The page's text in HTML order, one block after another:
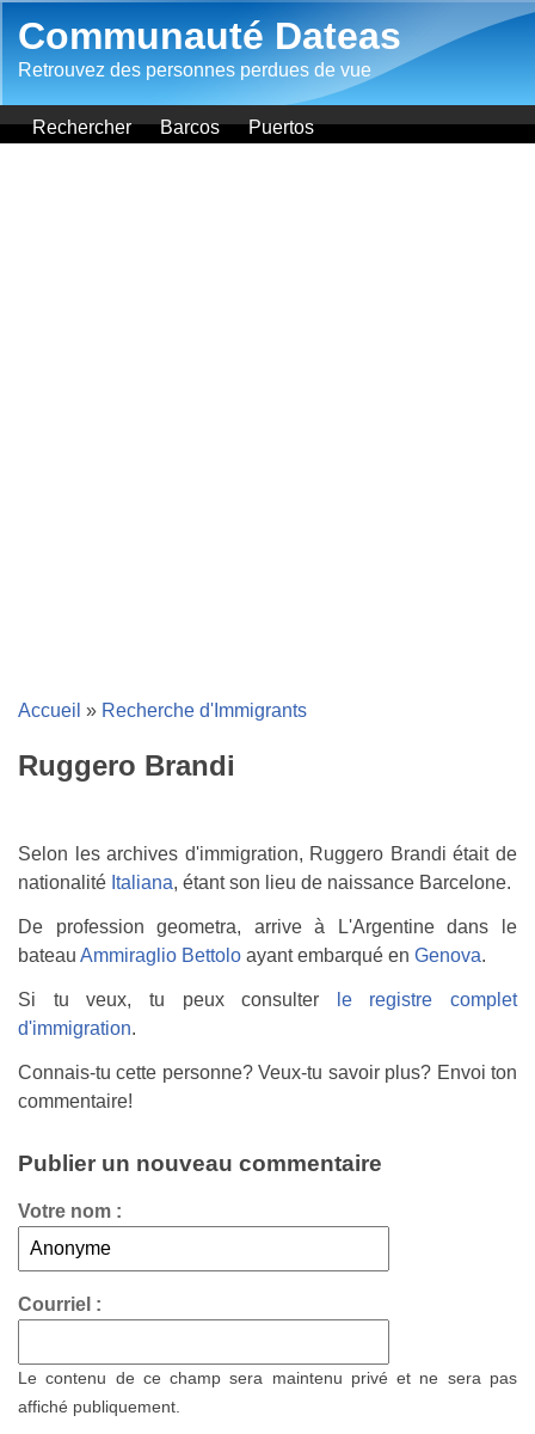
Communauté Dateas
Retrouvez des personnes perdues de vue
Rechercher Barcos Puertos
Accueil » Recherche d'Immigrants
Ruggero Brandi
Selon les archives d'immigration, Ruggero Brandi était de
nationalité Italiana, étant son lieu de naissance Barcelone.
De profession geometra, arrive à L'Argentine dans le
bateau Ammiraglio Bettolo ayant embarqué en Genova.
Si tu veux, tu peux consulter
le registre complet
d'immigration.
Connais-tu cette personne? Veux-tu savoir plus? Envoi ton
commentaire!
Publier un nouveau commentaire
Votre nom :
Courriel :
Le contenu de ce champ sera maintenu privé et ne sera pas
affiché publiquement.